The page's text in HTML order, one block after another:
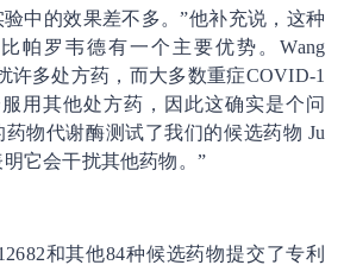
中的效果差不多。”他补充说，这种
帕罗韦德有一个主要优势。Wang
许多处方药，而大多数重症COVID-1
用其他处方药，因此这确实是个问
物代谢酶测试了我们的候选药物 Ju
它会干扰其他药物。”
和其他84种候选药物提交了专利